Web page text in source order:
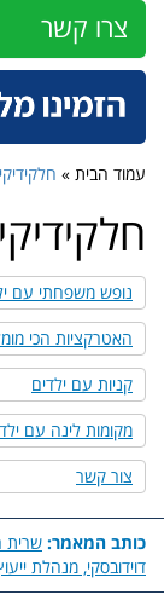
צרו קשר
עמוד הבית » חלקידיקי halkidiki
נופש משפחתי עם
האטרקציות הכי
קניות עם ילדים
מקומות לינה עם
צור קשר
כותב המאמר: שרית
דוידובסקי, מנהלת